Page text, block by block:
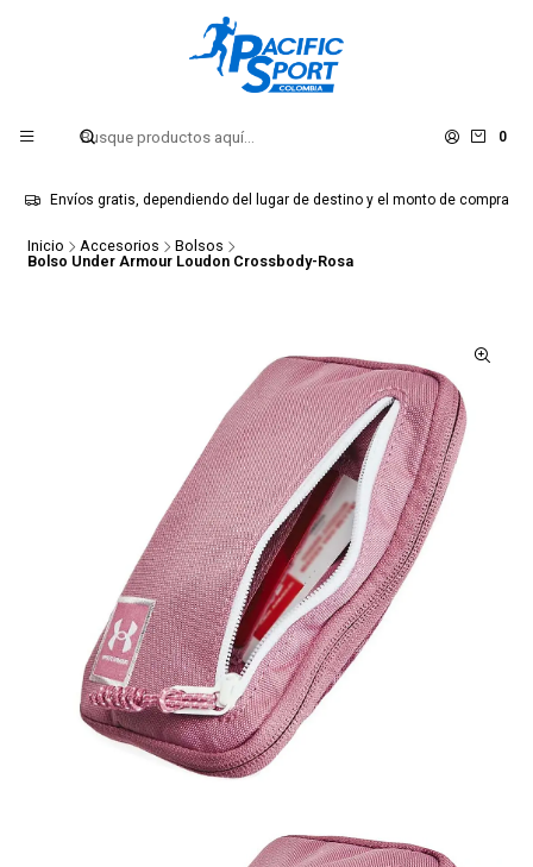
0
Envíos gratis, dependiendo del lugar de destino y el monto de compra
Inicio Accesorios
Bolsos
Bolso Under Armour Loudon Crossbody-Rosa